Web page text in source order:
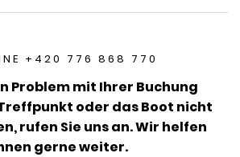
+420 776 868 770
Problem mit Ihrer Buchung
oder das Boot nicht
rufen Sie uns an. Wir helfen
gerne weiter.